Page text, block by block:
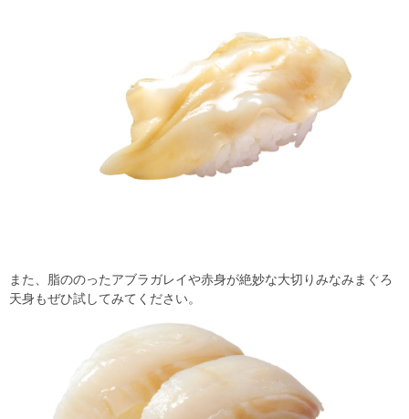
また、脂ののったアブラガレイや赤身が絶妙な大切りみなみまぐろ
天身もぜひ試してみてください。